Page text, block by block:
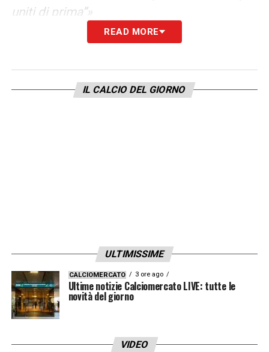
uniti di prima”»
–«La squadra mi ha sempre
e grande voglia di fare la differenza
dobbiamo dimenticare che loro hanno molta
LA PLAYLIST DELLE NOSTRE TOP NEWS
READ MORE
IL CALCIO DEL GIORNO
ULTIMISSIME
CALCIOMERCATO 3 ore ago
Ultime notizie Calciomercato LIVE: tutte le
novità del giorno
VIDEO